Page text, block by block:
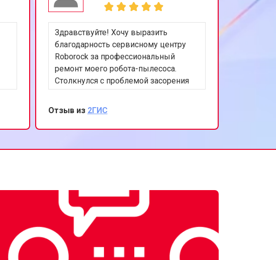
Здравствуйте! Хочу выразить
благодарность сервисному центру
Roborock за профессиональный
ремонт моего робота-пылесоса.
Столкнулся с проблемой засорения
фильтров, что существенно снижало
эффективность уборки. В сервисном
центре быстро диагностировали
проблему и провели качественный
внимательное отношение персонала
пылесос снова работает как новый.
Спасибо за вашу работу!
Отзыв из 2ГИС